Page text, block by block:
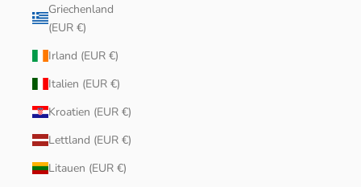
Griechenland
(EUR €)
Irland (EUR €)
Italien (EUR €)
Kroatien (EUR €)
Lettland (EUR €)
Litauen (EUR €)